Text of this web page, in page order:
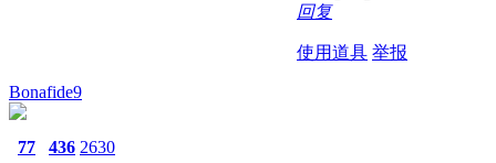
回复
使用道具 举报
Bonafide9
77 436 2630